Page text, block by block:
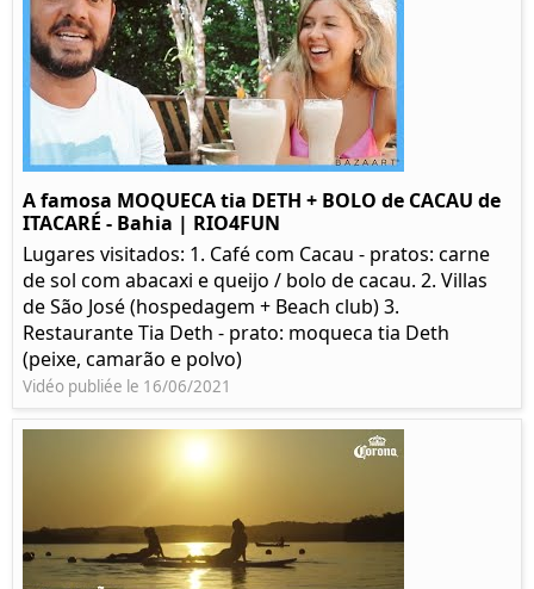
A famosa MOQUECA tia DETH + BOLO de CACAU de
ITACARÉ - Bahia | RIO4FUN
Lugares visitados: 1. Café com Cacau - pratos: carne
de sol com abacaxi e queijo / bolo de cacau. 2. Villas
de São José (hospedagem + Beach club) 3.
Restaurante Tia Deth - prato: moqueca tia Deth
(peixe, camarão e polvo)
Vidéo publiée le 16/06/2021